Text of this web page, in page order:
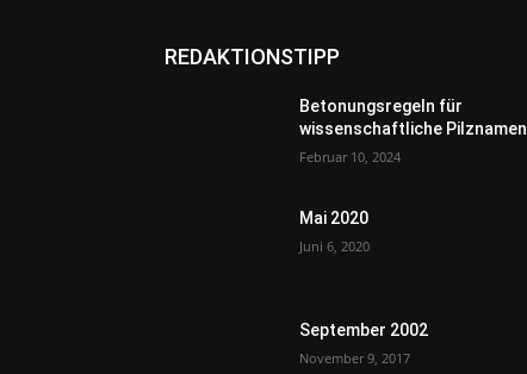
REDAKTIONSTIPP
Betonungsregeln für
wissenschaftliche Pilznamen
Februar 10, 2024
Mai 2020
Juni 6, 2020
September 2002
November 9, 2017